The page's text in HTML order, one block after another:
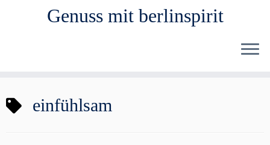
Inhalt
Genuss mit berlinspirit
einfühlsam